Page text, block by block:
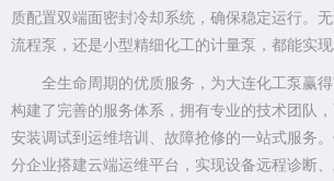
质配置双端面密封冷却系统，确保稳定运行。
流程泵，还是小型精细化工的计量泵，都能实现
全生命周期的优质服务，为大连化工泵赢
构建了完善的服务体系，拥有专业的技术团队，
安装调试到运维培训、故障抢修的一站式服务
分企业搭建云端运维平台，实现设备远程诊断